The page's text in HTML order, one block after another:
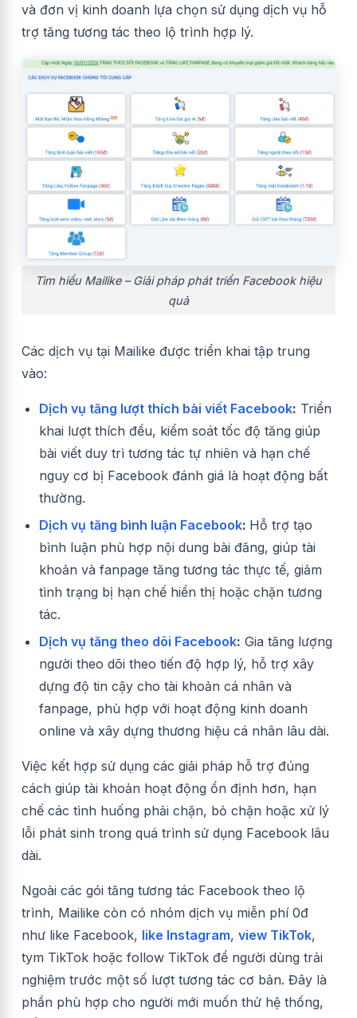
và đơn vị kinh doanh lựa chọn sử dụng dịch vụ hỗ
trợ tăng tương tác theo lộ trình hợp lý.
Tìm hiểu Mailike – Giải pháp phát triển Facebook hiệu
quả
Các dịch vụ tại Mailike được triển khai tập trung
vào:
Dịch vụ tăng lượt thích bài viết Facebook: Triển
khai lượt thích đều, kiểm soát tốc độ tăng giúp
bài viết duy trì tương tác tự nhiên và hạn chế
nguy cơ bị Facebook đánh giá là hoạt động bất
thường.
Dịch vụ tăng bình luận Facebook: Hỗ trợ tạo
bình luận phù hợp nội dung bài đăng, giúp tài
khoản và fanpage tăng tương tác thực tế, giảm
tình trạng bị hạn chế hiển thị hoặc chặn tương
tác.
Dịch vụ tăng theo dõi Facebook: Gia tăng lượng
người theo dõi theo tiến độ hợp lý, hỗ trợ xây
dựng độ tin cậy cho tài khoản cá nhân và
fanpage, phù hợp với hoạt động kinh doanh
online và xây dựng thương hiệu cá nhân lâu dài.
Việc kết hợp sử dụng các giải pháp hỗ trợ đúng
cách giúp tài khoản hoạt động ổn định hơn, hạn
chế các tình huống phải chặn, bỏ chặn hoặc xử lý
lỗi phát sinh trong quá trình sử dụng Facebook lâu
dài.
Ngoài các gói tăng tương tác Facebook theo lộ
trình, Mailike còn có nhóm dịch vụ miễn phí 0đ
như like Facebook, like Instagram, view TikTok,
tym TikTok hoặc follow TikTok để người dùng trải
nghiệm trước một số lượt tương tác cơ bản. Đây là
phần phù hợp cho người mới muốn thử hệ thống,